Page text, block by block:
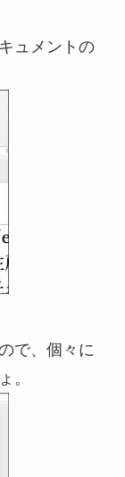
ュメントの
で、個々に
。